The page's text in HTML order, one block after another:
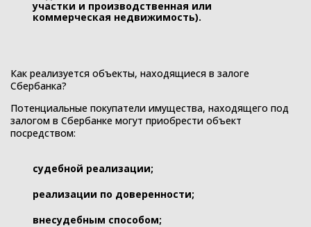
участки и производственная или
коммерческая недвижимость).
Как реализуется объекты, находящиеся в залоге
Сбербанка?
Потенциальные покупатели имущества, находящего под
залогом в Сбербанке могут приобрести объект
посредством:
судебной реализации;
реализации по доверенности;
внесудебным способом;